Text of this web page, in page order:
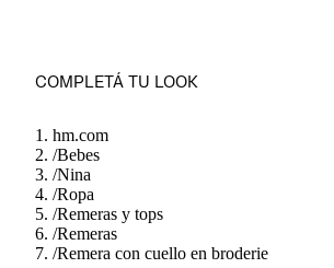
COMPLETÁ TU LOOK
hm.com
/Bebes
/Nina
/Ropa
/Remeras y tops
/Remeras
/Remera con cuello en broderie